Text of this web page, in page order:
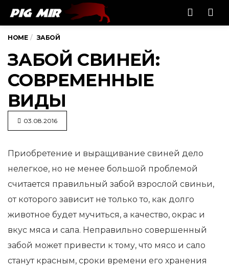
HOME ЗАБОЙ
ЗАБОЙ СВИНЕЙ:
СОВРЕМЕННЫЕ
ВИДЫ
03.08.2016
Приобретение и выращивание свиней дело
нелегкое, но не менее большой проблемой
считается правильный забой взрослой свиньи,
от которого зависит не только то, как долго
животное будет мучиться, а качество, окрас и
вкус мяса и сала. Неправильно совершенный
забой может привести к тому, что мясо и сало
станут красным, сроки времени его хранения